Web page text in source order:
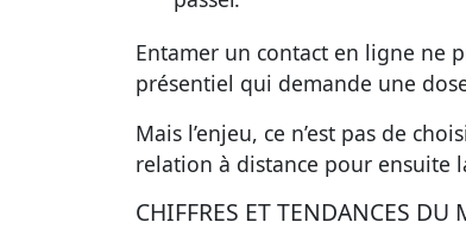
Entamer un contact en ligne ne
présentiel qui demande une
Mais l’enjeu, ce n’est pas de
relation à distance pour ensuite
CHIFFRES ET TENDANCES DU